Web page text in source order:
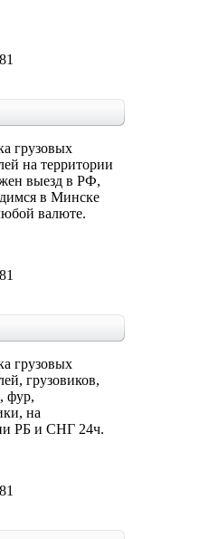
грузовых
на территории
выезд в РФ,
в Минске
валюте.
грузовых
грузовиков,
фур,
на
РБ и СНГ 24ч.